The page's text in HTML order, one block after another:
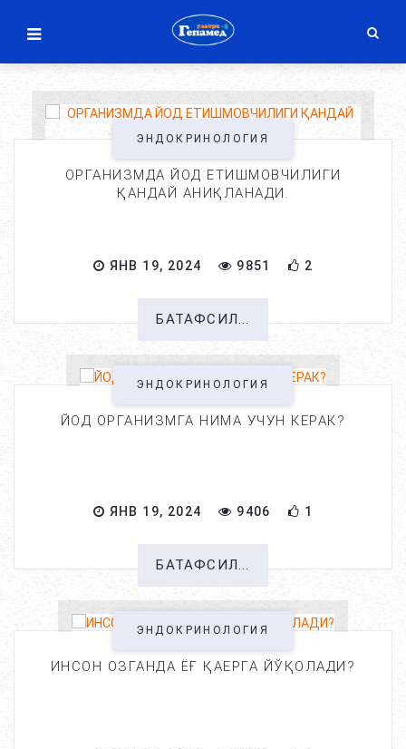
ЭНДОКРИНОЛОГИЯ
ОРГАНИЗМДА ЙОД ЕТИШМОВЧИЛИГИ
ҚАНДАЙ АНИҚЛАНАДИ.
ЯНВ 19, 2024 9851 2
БАТАФСИЛ...
ЭНДОКРИНОЛОГИЯ
ЙОД ОРГАНИЗМГА НИМА УЧУН КЕРАК?
ЯНВ 19, 2024 9406 1
БАТАФСИЛ...
ЭНДОКРИНОЛОГИЯ
ИНСОН ОЗГАНДА ЁҒ ҚАЕРГА ЙЎҚОЛАДИ?